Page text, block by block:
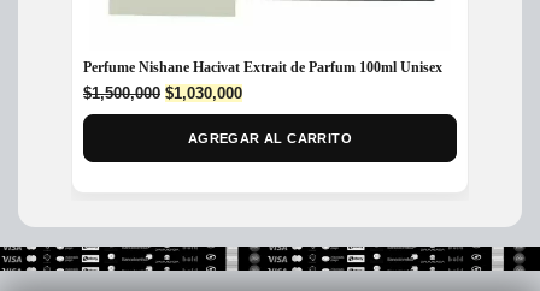
Perfume Nishane Hacivat Extrait de Parfum 100ml Unisex
$1,500,000 Original
price
was:
$1,030,000Current
price
is:
AGREGAR AL CARRITO